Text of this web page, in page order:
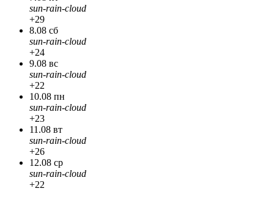
sun-rain-cloud
+29
8.08 сб
sun-rain-cloud
+24
9.08 вс
sun-rain-cloud
+22
10.08 пн
sun-rain-cloud
+23
11.08 вт
sun-rain-cloud
+26
12.08 ср
sun-rain-cloud
+22